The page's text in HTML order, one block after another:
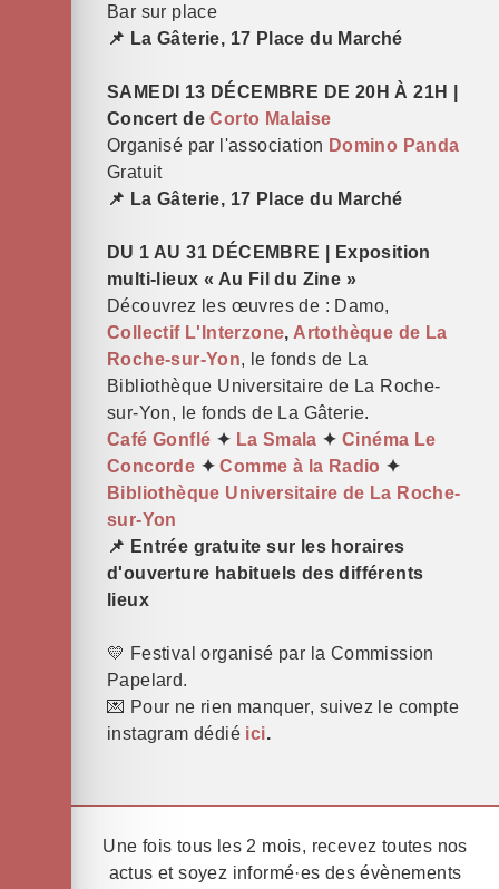
Bar sur place
📌 La Gâterie, 17 Place du Marché
SAMEDI 13 DÉCEMBRE DE 20H À 21H |
Concert deCorto Malaise
Organisé par l'association Domino Panda
Gratuit
📌 La Gâterie, 17 Place du Marché
DU 1 AU 31 DÉCEMBRE | Exposition
multi-lieux « Au Fil du Zine »
Découvrez les œuvres de : Damo,
Collectif L'Interzone, Artothèque de La
Roche-sur-Yon, le fonds de La
Bibliothèque Universitaire de La Roche-
sur-Yon, le fonds de La Gâterie.
Café Gonflé ✦ La Smala ✦Cinéma Le
Concorde ✦Comme à la Radio ✦
Bibliothèque Universitaire de La Roche-
sur-Yon
📌 Entrée gratuite sur les horaires
d'ouverture habituels des différents
lieux
💛 Festival organisé par la Commission
Papelard.
💌 Pour ne rien manquer, suivez le compte
instagram dédié ici.
Une fois tous les 2 mois, recevez toutes nos
actus et soyez informé·es des évènements